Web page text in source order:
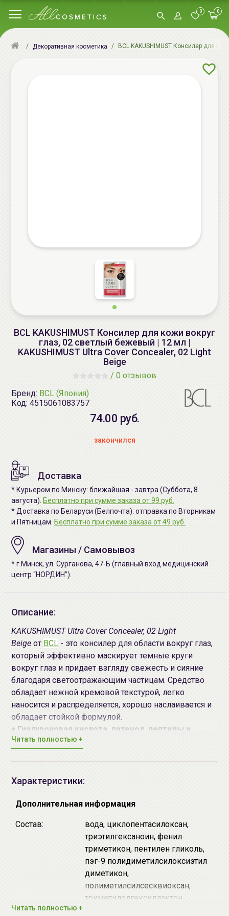
0 0
Декоративная косметика BCL KAKUSHIMUST Консилер для
BCL KAKUSHIMUST Консилер для кожи вокруг
глаз, 02 светлый бежевый | 12 мл |
KAKUSHIMUST Ultra Cover Concealer, 02 Light
Beige
/ 0 отзывов
Бренд: BCL (Япония)
Код: 4515061083757
74.00 руб.
закончился
Доставка
* Курьером по Минску: ближайшая - завтра (Суббота, 8
августа). Бесплатно при сумме заказа от 99 руб.
* Доставка по Беларуси (Белпочта): отправка по Вторникам
и Пятницам. Бесплатно при сумме заказа от 49 руб.
Магазины / Самовывоз
* г.Минск, ул. Сурганова, 47-Б (главный вход медицинский
центр “НОРДИН”).
Описание:
KAKUSHIMUST Ultra Cover Concealer, 02 Light
Beige от BCL - это консилер для области вокруг глаз,
который эффективно маскирует темные круги
вокруг глаз и придает взгляду свежесть и сияние
благодаря светоотражающим частицам. Средство
обладает нежной кремовой текстурой, легко
наносится и распределяется, хорошо наслаивается и
обладает стойкой формулой.
♦ Гиалуроновая кислота, патенол, пептиды и
витамин Eувлажняют, смягчают и способствуют
артишокауспокаивают кожу, устраняют
обеспечивают антиоксидантную защиту.
НЕ содержит парабены, спирт, минеральные масла,
Способ применения: кончиками пальцев нанести на
кожу вокруг глаз мягкими вбивающими
Читать полностью +
Характеристики:
Дополнительная информация
Состав:
вода, циклопентасилоксан,
триэтилгексаноин, фенил
триметикон, пентилен гликоль,
пэг-9 полидиметилсилоксиэтил
диметикон,
полиметилсилсесквиоксан,
триметилолгексиллактон
Читать полностью +